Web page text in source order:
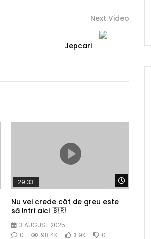
Next Video
Jepcari
Watch Later
29:33
Nu vei crede cât de greu este
să intri aici 🇧🇷
3 AUGUST 2025
0
98.4K 3.9K 0